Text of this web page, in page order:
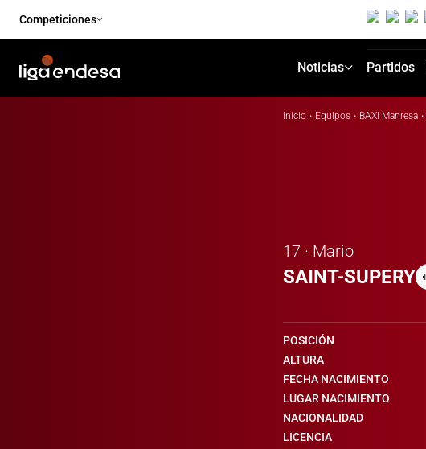
Competiciones
Noticias Partidos
Inicio · Equipos · BAXI Manresa ·
17 · Mario
SAINT-SUPERY
POSICIÓN
ALTURA
FECHA NACIMIENTO
LUGAR NACIMIENTO
NACIONALIDAD
LICENCIA